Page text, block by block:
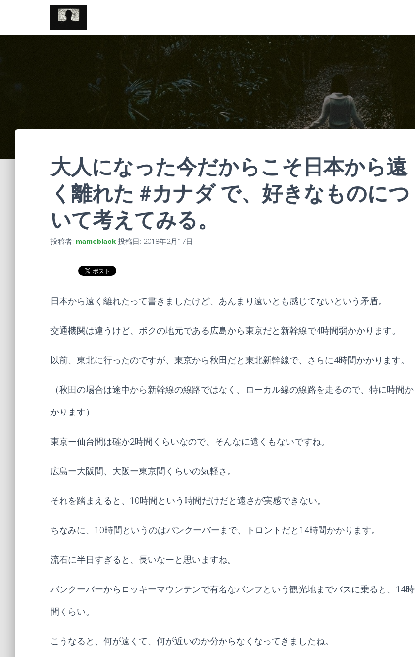
//pagead2.googlesyndication.com/pagead/js/adsbygoogle.js
大人になった今だからこそ日本から遠
く離れた #カナダ で、好きなものにつ
いて考えてみる。
投稿者: mameblack 投稿日: 2018年2月17日
日本から遠く離れたって書きましたけど、あんまり遠いとも感じてないという矛盾。
交通機関は違うけど、ボクの地元である広島から東京だと新幹線で4時間弱かかります。
以前、東北に行ったのですが、東京から秋田だと東北新幹線で、さらに4時間かかります。
（秋田の場合は途中から新幹線の線路ではなく、ローカル線の線路を走るので、特に時間か
かります）
東京ー仙台間は確か2時間くらいなので、そんなに遠くもないですね。
広島ー大阪間、大阪ー東京間くらいの気軽さ。
それを踏まえると、10時間という時間だけだと遠さが実感できない。
ちなみに、10時間というのはバンクーバーまで、トロントだと14時間かかります。
流石に半日すぎると、長いなーと思いますね。
バンクーバーからロッキーマウンテンで有名なバンフという観光地までバスに乗ると、14時
間くらい。
こうなると、何が遠くて、何が近いのか分からなくなってきましたね。